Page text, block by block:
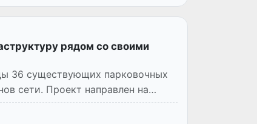
рядом со своими
36 существующих парковочных
сети. Проект направлен на